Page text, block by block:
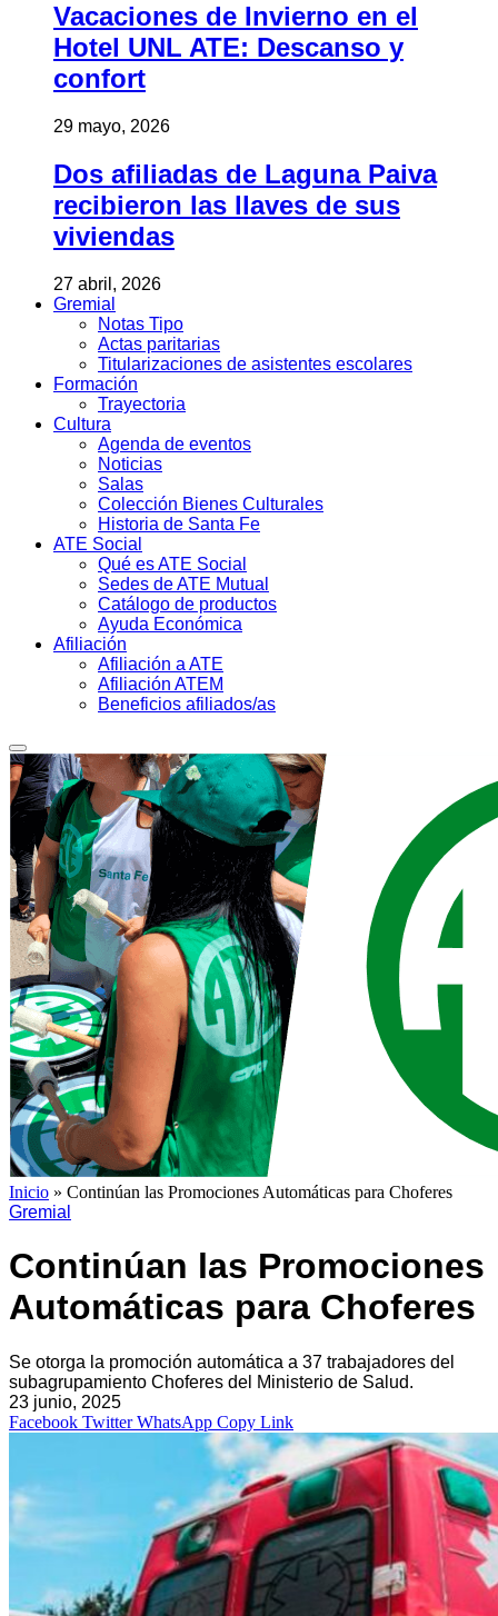
Vacaciones de Invierno en el
Hotel UNL ATE: Descanso y
confort
29 mayo, 2026
Dos afiliadas de Laguna Paiva
recibieron las llaves de sus
viviendas
27 abril, 2026
Gremial
Notas Tipo
Actas paritarias
Titularizaciones de asistentes escolares
Formación
Trayectoria
Cultura
Agenda de eventos
Noticias
Salas
Colección Bienes Culturales
Historia de Santa Fe
ATE Social
Qué es ATE Social
Sedes de ATE Mutual
Catálogo de productos
Ayuda Económica
Afiliación
Afiliación a ATE
Afiliación ATEM
Beneficios afiliados/as
Inicio » Continúan las Promociones Automáticas para Choferes
Gremial
Continúan las Promociones
Automáticas para Choferes
Se otorga la promoción automática a 37 trabajadores del
subagrupamiento Choferes del Ministerio de Salud.
23 junio, 2025
Facebook Twitter WhatsApp Copy Link